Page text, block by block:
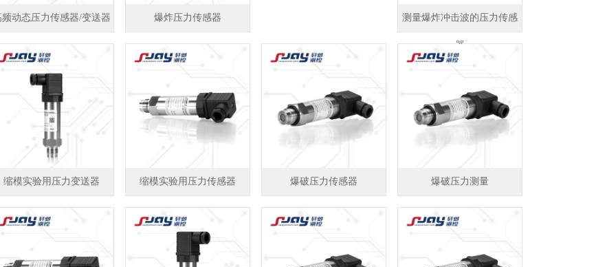
频动态压力传感器/变送器 爆炸压力传感器 测量爆炸冲击波的压力传感
器
缩模实验用压力变送器 缩模实验用压力传感器 爆破压力传感器 爆破压力测量